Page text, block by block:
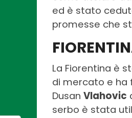
ed è stato
promesse che
La Fiorentina è
di mercato e ha
Dusan Vlahovic
serbo è stata